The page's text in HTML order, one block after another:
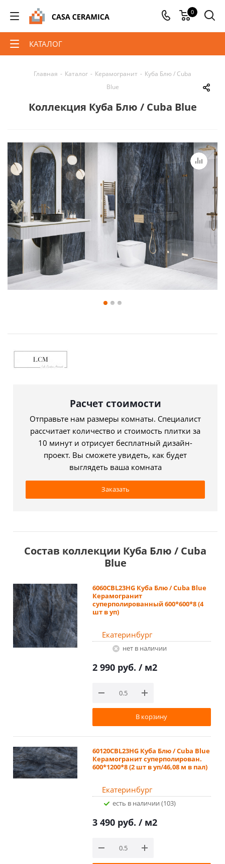
0
КАТАЛОГ
Главная - Каталог - Керамогранит - Куба Блю / Cuba
Blue
Коллекция Куба Блю / Cuba Blue
Расчет стоимости
Отправьте нам размеры комнаты. Специалист
рассчитает количество и стоимость плитки за
10 минут и отрисует бесплатный дизайн-
проект. Вы сможете увидеть, как будет
выглядеть ваша комната
Заказать
Состав коллекции Куба Блю / Cuba
Blue
6060CBL23HG Куба Блю / Cuba Blue
Керамогранит
суперполированный 600*600*8 (4
шт в уп)
Екатеринбург
Нет в наличии
2 990 руб. / м2
В корзину
60120CBL23HG Куба Блю / Cuba Blue
Керамогранит суперполирован.
600*1200*8 (2 шт в уп/46,08 м в пал)
Екатеринбург
Есть в наличии (103)
3 490 руб. / м2